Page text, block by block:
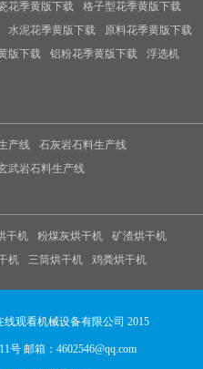
花季黄版下载
格子型花季黄版下载
水泥花季黄版下载
原料花季黄版下载
版下载 铝粉花季黄版下载
浮选机
产线
石灰岩石料生产线
武岩石料生产线
干机 粉煤灰烘干机
矿渣烘干机
机 三筒烘干机 鸡粪烘干机
观看机械设备有限公司 2015
号 邮箱：4602546@qq.com